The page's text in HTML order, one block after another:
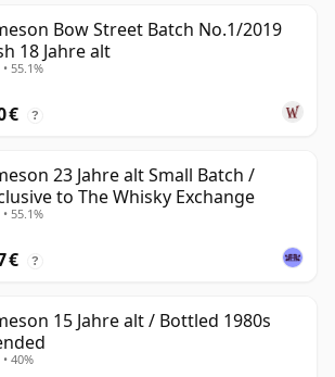
Bow Street Batch No.1/2019
18 Jahre alt
55.1%
€ ?
23 Jahre alt Small Batch /
to The Whisky Exchange
55.1%
€ ?
15 Jahre alt / Bottled 1980s
40%